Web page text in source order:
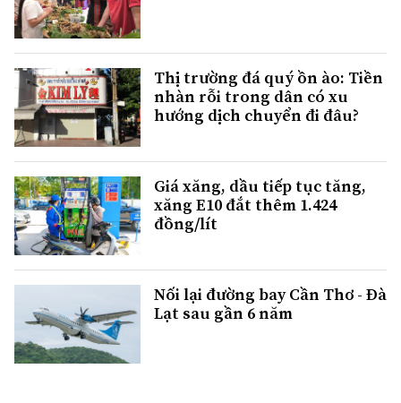
Thị trường đá quý ồn ào: Tiền
nhàn rỗi trong dân có xu
hướng dịch chuyển đi đâu?
Giá xăng, dầu tiếp tục tăng,
xăng E10 đắt thêm 1.424
đồng/lít
Nối lại đường bay Cần Thơ - Đà
Lạt sau gần 6 năm